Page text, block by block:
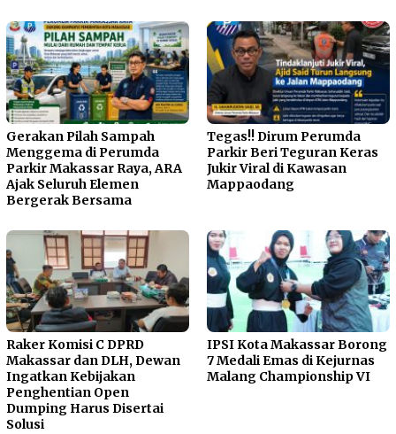
Gerakan Pilah Sampah
Menggema di Perumda
Parkir Makassar Raya, ARA
Ajak Seluruh Elemen
Bergerak Bersama
Tegas!! Dirum Perumda
Parkir Beri Teguran Keras
Jukir Viral di Kawasan
Mappaodang
Raker Komisi C DPRD
Makassar dan DLH, Dewan
Ingatkan Kebijakan
Penghentian Open
Dumping Harus Disertai
Solusi
IPSI Kota Makassar Borong
7 Medali Emas di Kejurnas
Malang Championship VI